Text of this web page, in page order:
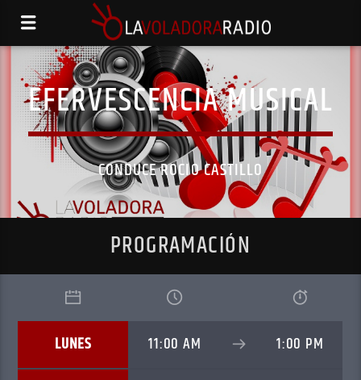
EFERVESCENCIA MUSICAL
CONDUCE ROCIO CASTILLO
PROGRAMACIÓN
LUNES 11:00 AM 1:00 PM